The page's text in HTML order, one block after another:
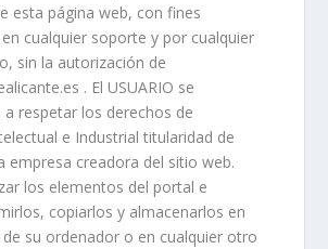
esta página web, con fines
cualquier soporte y por cualquier
sin la autorización de
. El USUARIO se
respetar los derechos de
e Industrial titularidad de
empresa creadora del sitio web.
los elementos del portal e
copiarlos y almacenarlos en
su ordenador o en cualquier otro